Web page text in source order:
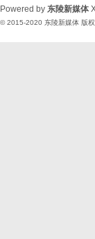
Powered by 东陵新媒体
© 2015-2020 东陵新媒体 版